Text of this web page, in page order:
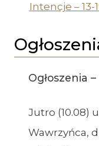
Intencje – 13-
Ogłoszenia
Jutro (10.08)
Wawrzyńca,